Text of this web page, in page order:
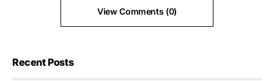
View Comments (0)
Recent Posts